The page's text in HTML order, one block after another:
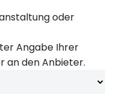
oder
Angabe Ihrer
an den Anbieter.